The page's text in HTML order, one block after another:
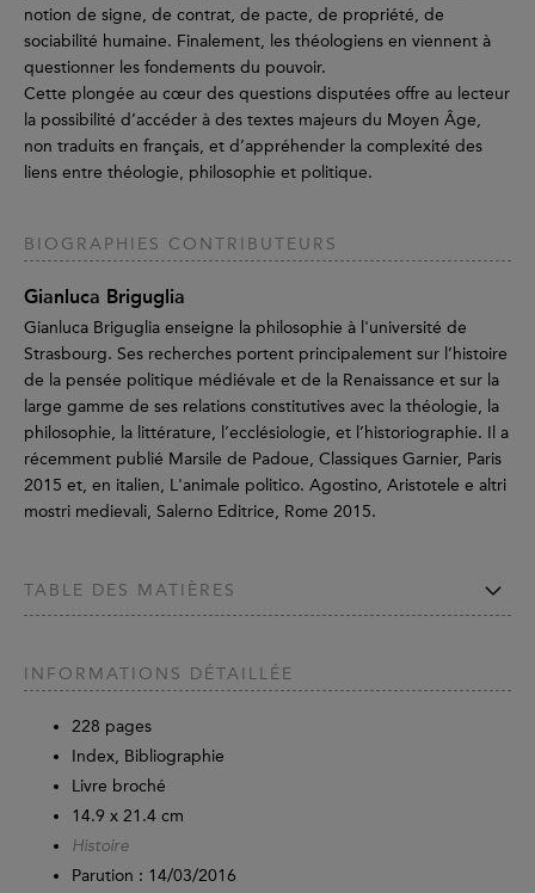
notion de signe, de contrat, de pacte, de propriété, de
sociabilité humaine. Finalement, les théologiens en viennent à
questionner les fondements du pouvoir.
Cette plongée au cœur des questions disputées offre au lecteur
la possibilité d’accéder à des textes majeurs du Moyen Âge,
non traduits en français, et d’appréhender la complexité des
liens entre théologie, philosophie et politique.
BIOGRAPHIES CONTRIBUTEURS
Gianluca Briguglia
Gianluca Briguglia enseigne la philosophie à l'université de
Strasbourg. Ses recherches portent principalement sur l’histoire
de la pensée politique médiévale et de la Renaissance et sur la
large gamme de ses relations constitutives avec la théologie, la
philosophie, la littérature, l’ecclésiologie, et l’historiographie. Il a
récemment publié Marsile de Padoue, Classiques Garnier, Paris
2015 et, en italien, L'animale politico. Agostino, Aristotele e altri
mostri medievali, Salerno Editrice, Rome 2015.
TABLE DES MATIÈRES
INFORMATIONS DÉTAILLÉE
228 pages
Index, Bibliographie
Livre broché
14.9 x 21.4 cm
Histoire
Parution : 14/03/2016